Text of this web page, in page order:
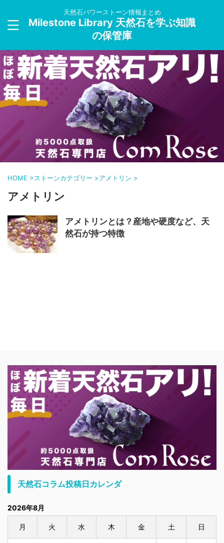
天然石パワーストーン情報まとめ
Milestone Library 天然石を学ぶ知識
の保管庫
HOME >ストーンカテゴリー >アメトリン >
アメトリン
アメトリンとは？産地や硬度など、天
然石が持つ特徴
天然石コラム投稿日カレンダ
2026年8月
月 火 水 木 金 土 日